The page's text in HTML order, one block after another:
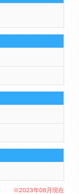
※2023年08月現在